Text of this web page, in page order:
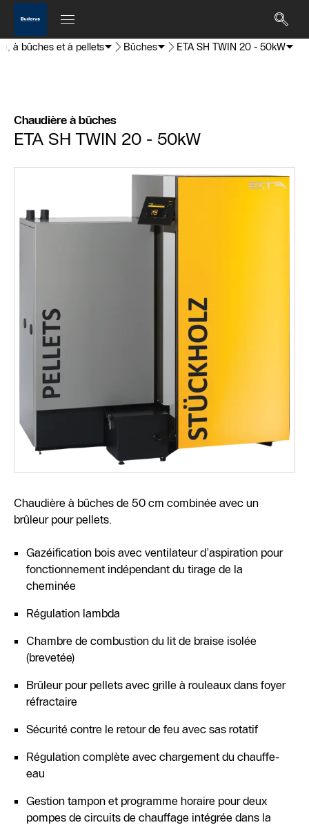
à bûches et à pellets Bûches ETA SH TWIN 20 - 50kW
Chaudière à bûches
ETA SH TWIN 20 - 50kW
Chaudière à bûches de 50 cm combinée avec un
brûleur pour pellets.
Gazéification bois avec ventilateur d’aspiration pour
fonctionnement indépendant du tirage de la
cheminée
Régulation lambda
Chambre de combustion du lit de braise isolée
(brevetée)
Brûleur pour pellets avec grille à rouleaux dans foyer
réfractaire
Sécurité contre le retour de feu avec sas rotatif
Régulation complète avec chargement du chauffe-
eau
Gestion tampon et programme horaire pour deux
pompes de circuits de chauffage intégrée dans la